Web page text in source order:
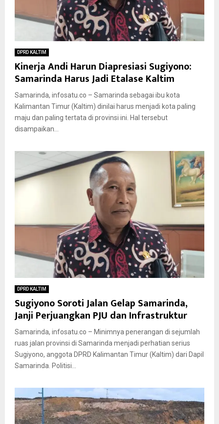
DPRD KALTIM
Kinerja Andi Harun Diapresiasi Sugiyono:
Samarinda Harus Jadi Etalase Kaltim
Samarinda, infosatu.co – Samarinda sebagai ibu kota
Kalimantan Timur (Kaltim) dinilai harus menjadi kota paling
maju dan paling tertata di provinsi ini. Hal tersebut
disampaikan...
DPRD KALTIM
Sugiyono Soroti Jalan Gelap Samarinda,
Janji Perjuangkan PJU dan Infrastruktur
Samarinda, infosatu.co – Minimnya penerangan di sejumlah
ruas jalan provinsi di Samarinda menjadi perhatian serius
Sugiyono, anggota DPRD Kalimantan Timur (Kaltim) dari Dapil
Samarinda. Politisi...